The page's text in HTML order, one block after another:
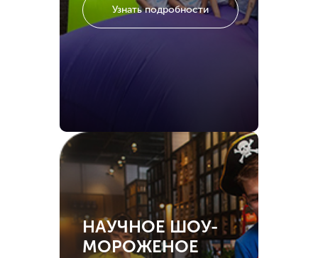
Узнать подробности
НАУЧНОЕ ШОУ-
МОРОЖЕНОЕ